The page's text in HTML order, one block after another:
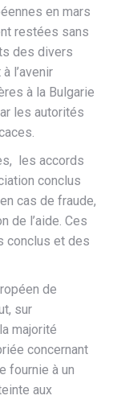
en mars
restées sans
des divers
l’avenir
à la Bulgarie
les autorités
les accords
conclus
cas de fraude,
de l’aide. Ces
conclus et des
de
sur
majorité
concernant
fournie à un
aux